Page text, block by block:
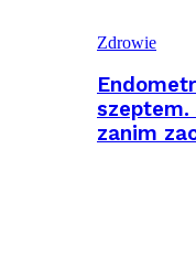
Zdrowie
szeptem.
zanim